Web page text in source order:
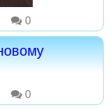
0
0